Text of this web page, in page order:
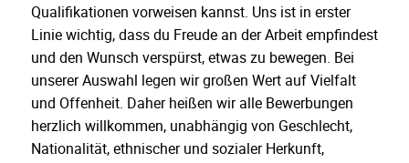
Qualifikationen vorweisen kannst. Uns ist in erster
Linie wichtig, dass du Freude an der Arbeit empfindest
und den Wunsch verspürst, etwas zu bewegen. Bei
unserer Auswahl legen wir großen Wert auf Vielfalt
und Offenheit. Daher heißen wir alle Bewerbungen
herzlich willkommen, unabhängig von Geschlecht,
Nationalität, ethnischer und sozialer Herkunft,